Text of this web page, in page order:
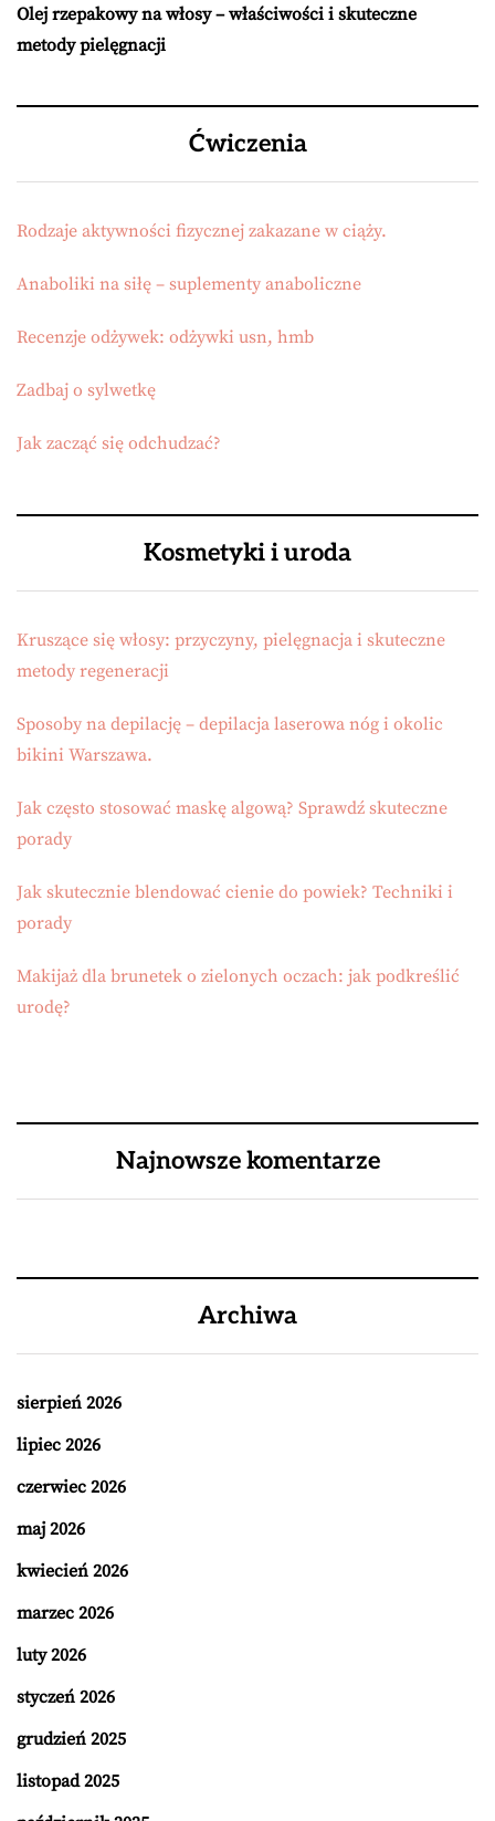
Olej rzepakowy na włosy – właściwości i skuteczne
metody pielęgnacji
Ćwiczenia
Rodzaje aktywności fizycznej zakazane w ciąży.
Anaboliki na siłę – suplementy anaboliczne
Recenzje odżywek: odżywki usn, hmb
Zadbaj o sylwetkę
Jak zacząć się odchudzać?
Kosmetyki i uroda
Kruszące się włosy: przyczyny, pielęgnacja i skuteczne
metody regeneracji
Sposoby na depilację – depilacja laserowa nóg i okolic
bikini Warszawa.
Jak często stosować maskę algową? Sprawdź skuteczne
porady
Jak skutecznie blendować cienie do powiek? Techniki i
porady
Makijaż dla brunetek o zielonych oczach: jak podkreślić
urodę?
Najnowsze komentarze
Archiwa
sierpień 2026
lipiec 2026
czerwiec 2026
maj 2026
kwiecień 2026
marzec 2026
luty 2026
styczeń 2026
grudzień 2025
listopad 2025